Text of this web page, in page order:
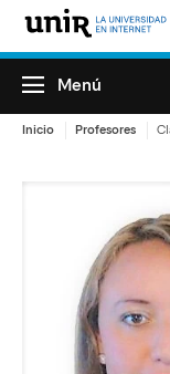
Menú
Inicio Profesores